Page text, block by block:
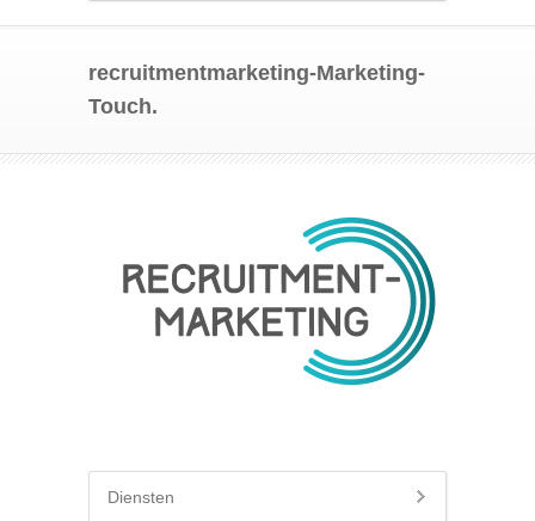
recruitmentmarketing-Marketing-
Touch.
Diensten